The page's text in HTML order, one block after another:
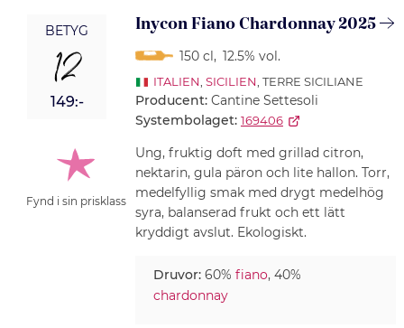
BETYG
12
149:-
Fynd i sin prisklass
Inycon Fiano Chardonnay 2025
150 cl, 12.5% vol.
ITALIEN SICILIEN , TERRE SICILIANE
Producent: Cantine Settesoli
Systembolaget: 169406
Ung, fruktig doft med grillad citron,
nektarin, gula päron och lite hallon. Torr,
medelfyllig smak med drygt medelhög
syra, balanserad frukt och ett lätt
kryddigt avslut. Ekologiskt.
Druvor:60% fiano, 40%
chardonnay